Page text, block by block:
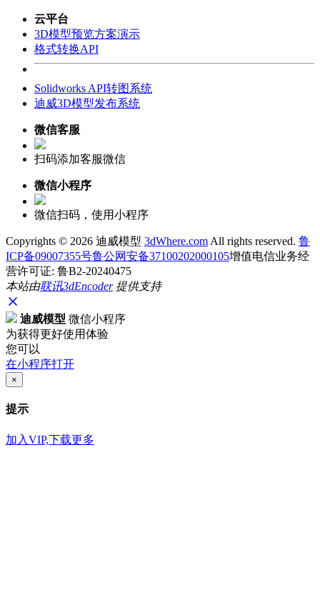
云平台
3D模型预览方案演示
格式转换API
Solidworks API转图系统
迪威3D模型发布系统
微信客服
扫码添加客服微信
微信小程序
微信扫码，使用小程序
Copyrights © 2026 迪威模型 3dWhere.com All rights reserved. 鲁
ICP备09007355号鲁公网安备37100202000105增值电信业务经
营许可证: 鲁B2-20240475
本站由联讯3dEncoder提供支持
迪威模型 微信小程序
为获得更好使用体验
您可以
在小程序打开
×
提示
加入VIP,下载更多